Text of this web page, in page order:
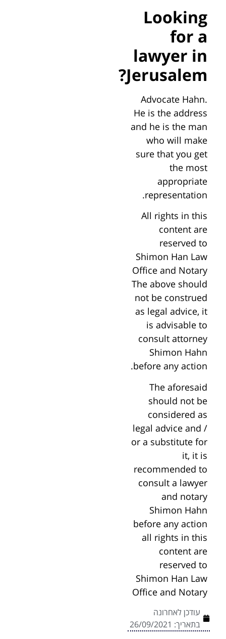
Looking
for a
lawyer in
Jerusalem?
Advocate Hahn.
He is the address
and he is the man
who will make
sure that you get
the most
appropriate
representation.
All rights in this
content are
reserved to
Shimon Han Law
Office and Notary
The above should
not be construed
as legal advice, it
is advisable to
consult attorney
Shimon Hahn
before any action.
The aforesaid
should not be
considered as
legal advice and /
or a substitute for
it, it is
recommended to
consult a lawyer
and notary
Shimon Hahn
before any action
all rights in this
content are
reserved to
Shimon Han Law
Office and Notary
עודכן לאחרונה
בתאריך: 26/09/2021